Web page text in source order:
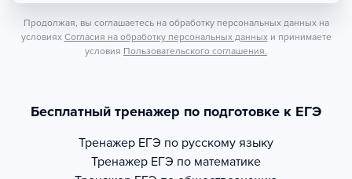
Продолжая, вы соглашаетесь на обработку персональных данных на
условиях Согласия на обработку персональных данных и принимаете
условия Пользовательского соглашения.
Бесплатный тренажер по подготовке к ЕГЭ
Тренажер ЕГЭ по русскому языку
Тренажер ЕГЭ по математике